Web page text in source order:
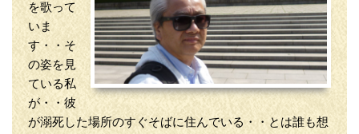
を歌って
いま
す・・そ
の姿を見
ている私
が・・彼
が溺死した場所のすぐそばに住んでいる・・とは誰も想